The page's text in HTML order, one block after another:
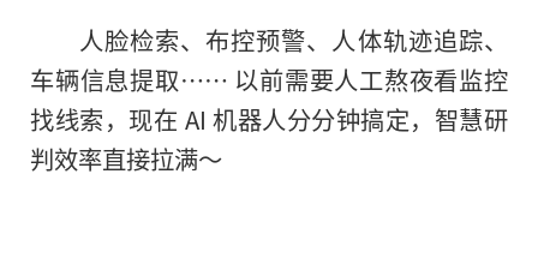
人脸检索、布控预警、人体轨迹追踪、
车辆信息提取…… 以前需要人工熬夜看监控
找线索，现在 AI 机器人分分钟搞定，智慧研
判效率直接拉满～